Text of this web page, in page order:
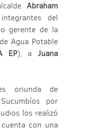
Abraham
del
gerente de la
Agua Potable
EP), a Juana
oriunda de
por
los realizó
con una